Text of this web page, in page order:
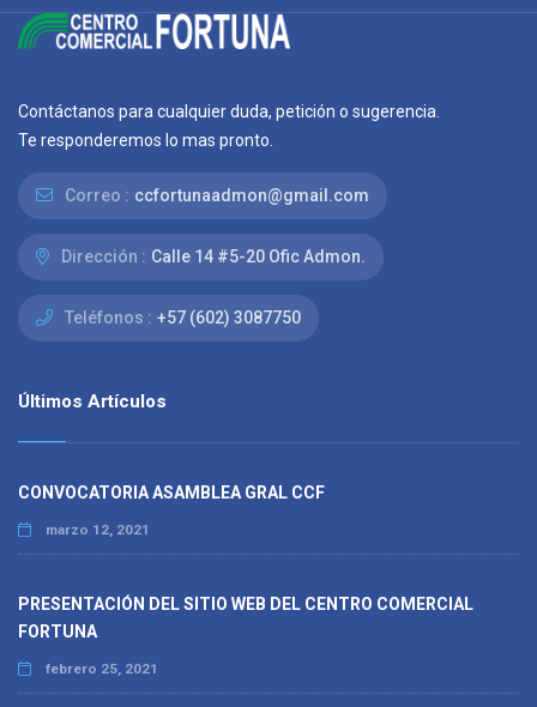
Contáctanos para cualquier duda, petición o sugerencia.
Te responderemos lo mas pronto.
Correo : ccfortunaadmon@gmail.com
Dirección : Calle 14 #5-20 Ofic Admon.
Teléfonos : +57 (602) 3087750
Últimos Artículos
CONVOCATORIA ASAMBLEA GRAL CCF
marzo 12, 2021
PRESENTACIÓN DEL SITIO WEB DEL CENTRO COMERCIAL
FORTUNA
febrero 25, 2021